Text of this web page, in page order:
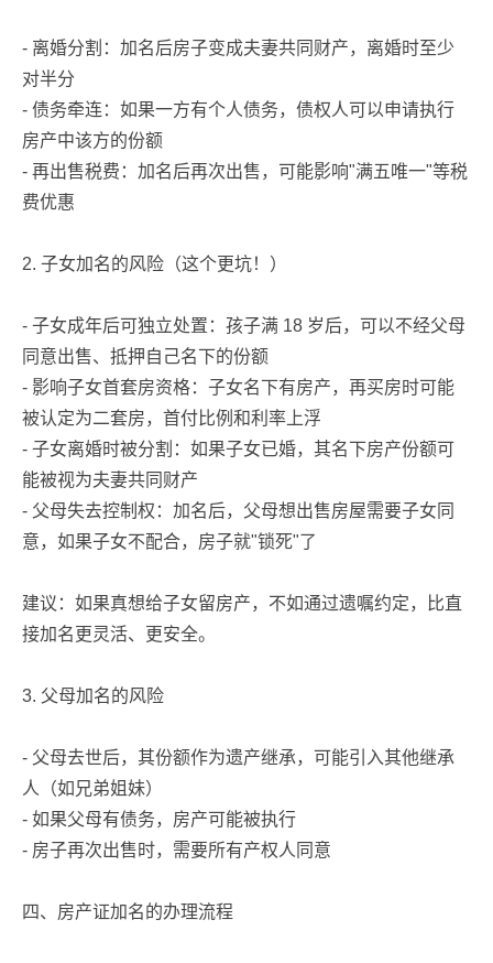
- 离婚分割：加名后房子变成夫妻共同财产，离婚时至少
对半分
- 债务牵连：如果一方有个人债务，债权人可以申请执行
房产中该方的份额
- 再出售税费：加名后再次出售，可能影响"满五唯一"等税
费优惠
2. 子女加名的风险（这个更坑！）
- 子女成年后可独立处置：孩子满 18 岁后，可以不经父母
同意出售、抵押自己名下的份额
- 影响子女首套房资格：子女名下有房产，再买房时可能
被认定为二套房，首付比例和利率上浮
- 子女离婚时被分割：如果子女已婚，其名下房产份额可
能被视为夫妻共同财产
- 父母失去控制权：加名后，父母想出售房屋需要子女同
意，如果子女不配合，房子就"锁死"了
建议：如果真想给子女留房产，不如通过遗嘱约定，比直
接加名更灵活、更安全。
3. 父母加名的风险
- 父母去世后，其份额作为遗产继承，可能引入其他继承
人（如兄弟姐妹）
- 如果父母有债务，房产可能被执行
- 房子再次出售时，需要所有产权人同意
四、房产证加名的办理流程